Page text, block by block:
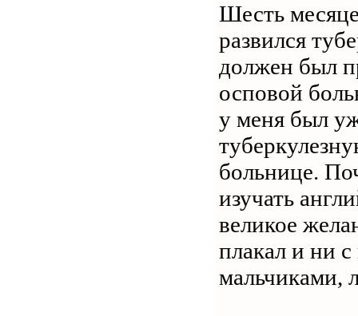
Шесть
развился
должен был
осповой
у меня был
больнице.
изучать
великое
плакал и ни
мальчиками,